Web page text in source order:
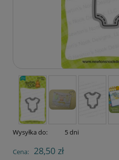
Wysyłka do: 5 dni
Cena: 28,50 zł